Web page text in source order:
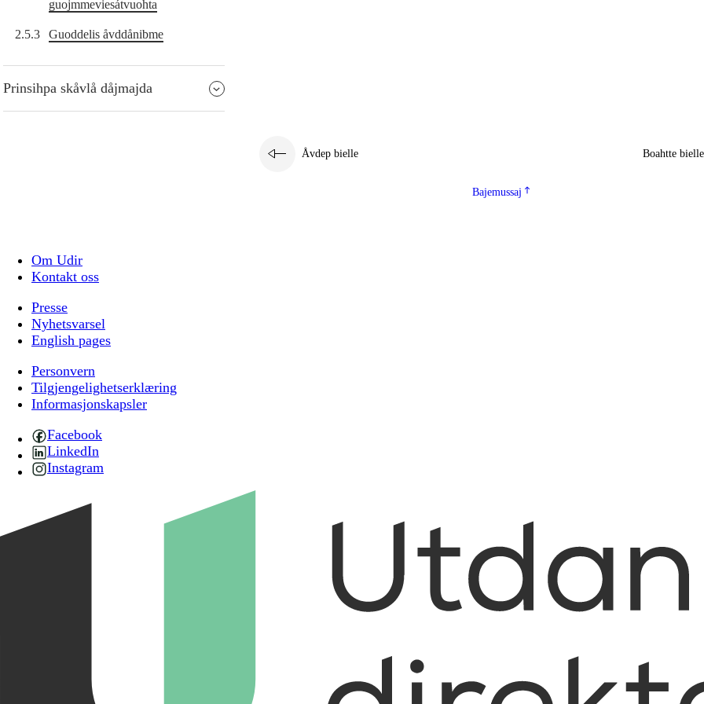
guojmmeviesátvuohta
2.5.3 Guoddelis åvddånibme
Prinsihpa skåvlå dåjmajda
Åvdep bielle Boahtte bielle
Bajemussaj
Om Udir
Kontakt oss
Presse
Nyhetsvarsel
English pages
Personvern
Tilgjengelighetserklæring
Informasjonskapsler
Facebook
LinkedIn
Instagram